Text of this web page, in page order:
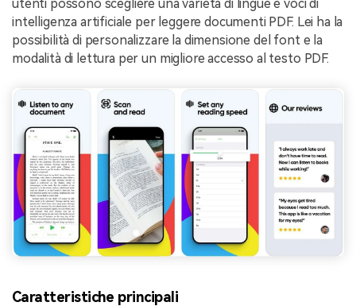
utenti possono scegliere una varietà di lingue e voci di
intelligenza artificiale per leggere documenti PDF. Lei ha la
possibilità di personalizzare la dimensione del font e la
modalità di lettura per un migliore accesso al testo PDF.
Caratteristiche principali